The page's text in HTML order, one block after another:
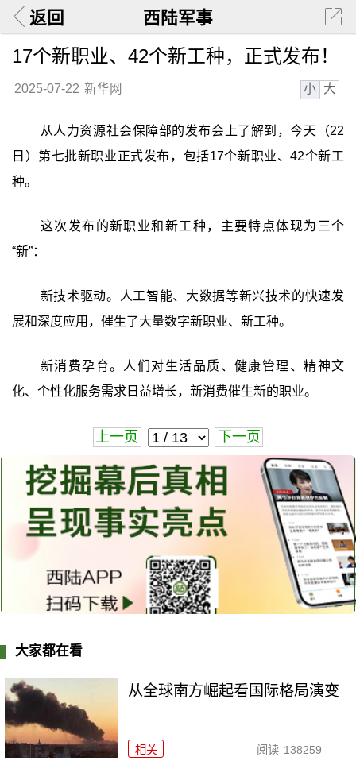
返回 西陆军事
17个新职业、42个新工种，正式发布！
2025-07-22 新华网 小 大
从人力资源社会保障部的发布会上了解到，今天（22
日）第七批新职业正式发布，包括17个新职业、42个新工
种。
这次发布的新职业和新工种，主要特点体现为三个
“新”：
新技术驱动。人工智能、大数据等新兴技术的快速发
展和深度应用，催生了大量数字新职业、新工种。
新消费孕育。人们对生活品质、健康管理、精神文
化、个性化服务需求日益增长，新消费催生新的职业。
上一页 下一页
大家都在看
从全球南方崛起看国际格局演变
相关 阅读 138259